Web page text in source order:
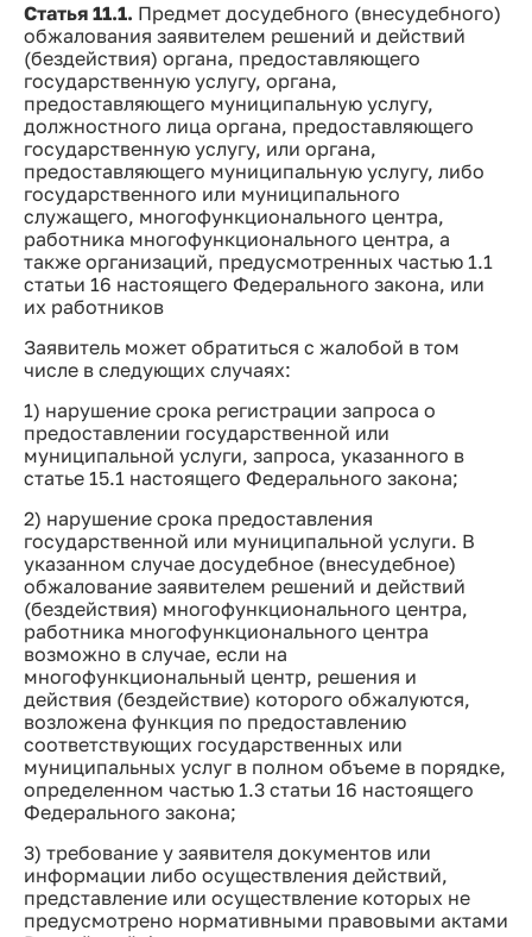
Статья 11.1. Предмет досудебного (внесудебного)
обжалования заявителем решений и действий
(бездействия) органа, предоставляющего
государственную услугу, органа,
предоставляющего муниципальную услугу,
должностного лица органа, предоставляющего
государственную услугу, или органа,
предоставляющего муниципальную услугу, либо
государственного или муниципального
служащего, многофункционального центра,
работника многофункционального центра, а
также организаций, предусмотренных частью 1.1
статьи 16 настоящего Федерального закона, или
их работников
Заявитель может обратиться с жалобой в том
числе в следующих случаях:
1) нарушение срока регистрации запроса о
предоставлении государственной или
муниципальной услуги, запроса, указанного в
статье 15.1 настоящего Федерального закона;
2) нарушение срока предоставления
государственной или муниципальной услуги. В
указанном случае досудебное (внесудебное)
обжалование заявителем решений и действий
(бездействия) многофункционального центра,
работника многофункционального центра
возможно в случае, если на
многофункциональный центр, решения и
действия (бездействие) которого обжалуются,
возложена функция по предоставлению
соответствующих государственных или
муниципальных услуг в полном объеме в порядке,
определенном частью 1.3 статьи 16 настоящего
Федерального закона;
3) требование у заявителя документов или
информации либо осуществления действий,
представление или осуществление которых не
предусмотрено нормативными правовыми актами